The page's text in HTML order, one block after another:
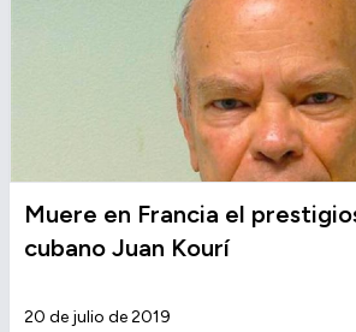
Muere en Francia el
cubano Juan Kourí
20 de julio de 2019